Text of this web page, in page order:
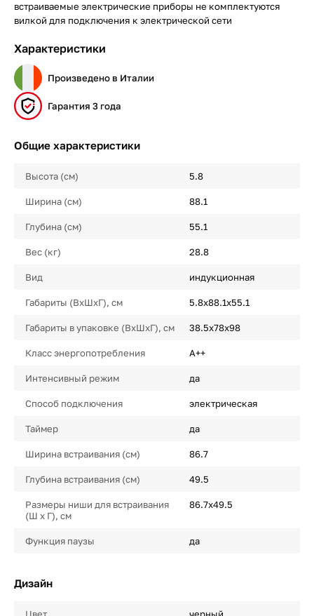
встраиваемые электрические приборы не комплектуются
вилкой для подключения к электрической сети
Характеристики
Произведено в Италии
Гарантия 3 года
Общие характеристики
Высота (см) 5.8
Ширина (см) 88.1
Глубина (см) 55.1
Вес (кг) 28.8
Вид индукционная
Габариты (ВхШхГ), см 5.8х88.1х55.1
Габариты в упаковке (ВхШхГ), см 38.5х78х98
Класс энергопотребления A++
Интенсивный режим да
Способ подключения электрическая
Таймер да
Ширина встраивания (см) 86.7
Глубина встраивания (см) 49.5
Размеры ниши для встраивания
(Ш х Г), см
86.7х49.5
Функция паузы да
Дизайн